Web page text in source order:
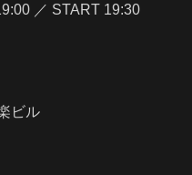
／ START 19:30
ビル